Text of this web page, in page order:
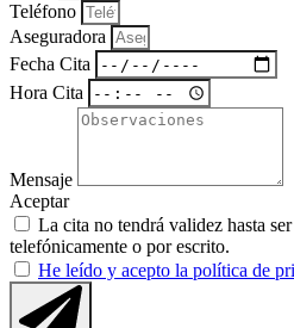
Teléfono
Aseguradora
Fecha Cita
Hora Cita
Mensaje
Aceptar
La cita no tendrá validez hasta
telefónicamente o por escrito.
He leído y acepto la política de